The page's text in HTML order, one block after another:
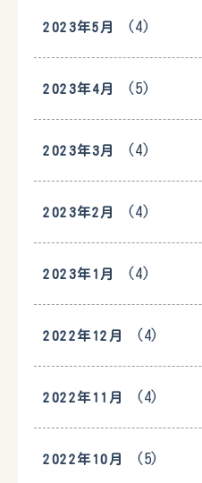
2023年5月 (4)
2023年4月 (5)
2023年3月 (4)
2023年2月 (4)
2023年1月 (4)
2022年12月 (4)
2022年11月 (4)
2022年10月 (5)